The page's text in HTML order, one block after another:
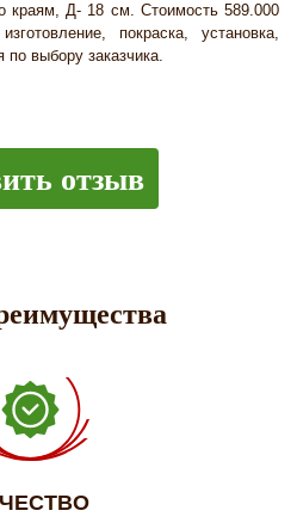
Д- 18 см. Стоимость 589.000
покраска, установка,
по выбору заказчика.
отзыв